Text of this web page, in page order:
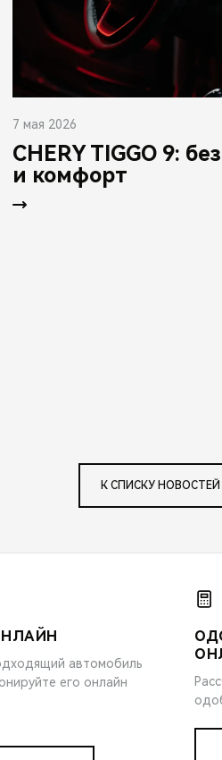
7 мая 2026
CHERY TIGGO 9:
и комфорт
К СПИСКУ НОВОСТЕЙ
автомобиль
его онлайн